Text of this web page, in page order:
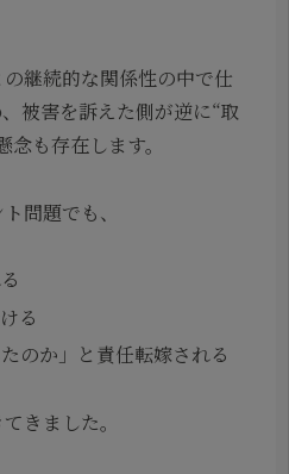
継続的な関係性の中で仕
被害を訴えた側が逆に“取
も存在します。
問題でも、
る
のか」と責任転嫁される
きました。